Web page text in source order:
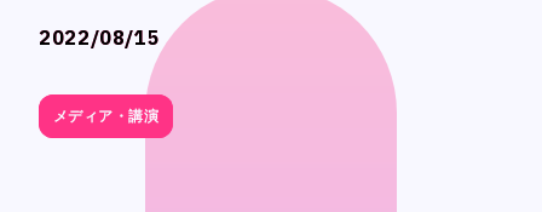
2022/08/15
メディア・講演
2022/08/15
メディア・講演